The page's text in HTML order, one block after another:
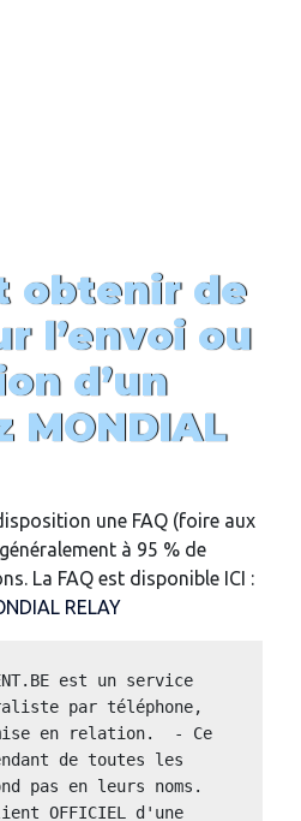
obtenir de
l’envoi ou
d’un
MONDIAL
une FAQ (foire aux
à 95 % de
La FAQ est disponible ICI :
RELAY
est un service
par téléphone,
en relation.  - Ce
de toutes les
pas en leurs noms.
OFFICIEL d'une